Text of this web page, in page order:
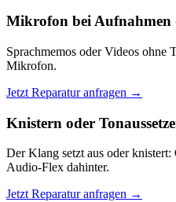
Mikrofon bei Aufnahmen
Sprachmemos oder Videos ohne
Mikrofon.
Jetzt Reparatur anfragen →
Knistern oder
Der Klang setzt aus oder
Audio-Flex dahinter.
Jetzt Reparatur anfragen →